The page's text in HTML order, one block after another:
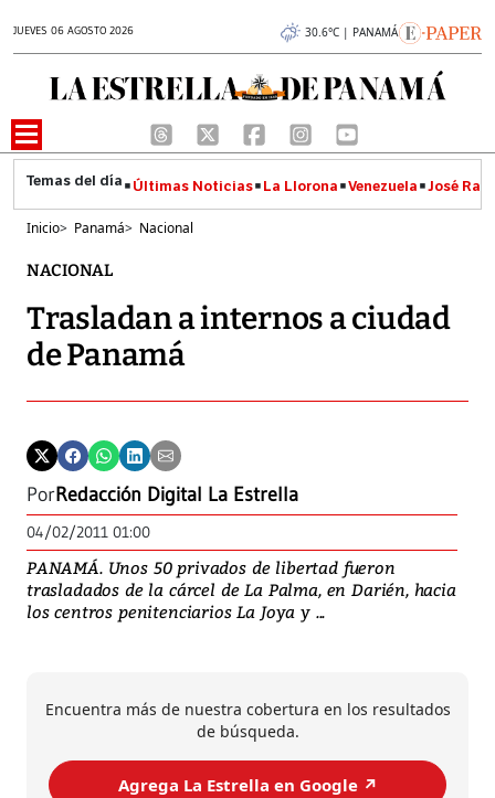
JUEVES 06 AGOSTO 2026 30.6°C | PANAMÁ
Últimas Noticias La Llorona Venezuela José
Inicio> Panamá> Nacional
NACIONAL
Trasladan a internos a ciudad
de Panamá
PorRedacción Digital La Estrella
04/02/2011 01:00
PANAMÁ. Unos 50 privados de libertad fueron
trasladados de la cárcel de La Palma, en Darién, hacia
los centros penitenciarios La Joya y ...
Encuentra más de nuestra cobertura en los resultados
de búsqueda.
Agrega La Estrella en Google ↗️